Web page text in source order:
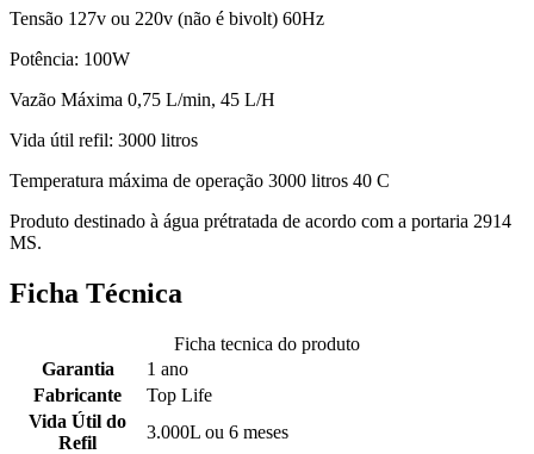
Tensão 127v ou 220v (não é bivolt) 60Hz
Potência: 100W
Vazão Máxima 0,75 L/min, 45 L/H
Vida útil refil: 3000 litros
Temperatura máxima de operação 3000 litros 40 C
Produto destinado à água prétratada de acordo com a portaria 2914
MS.
Ficha Técnica
Ficha tecnica do produto
Garantia
1 ano
Fabricante
Top Life
Vida Útil do
Refil
3.000L ou 6 meses